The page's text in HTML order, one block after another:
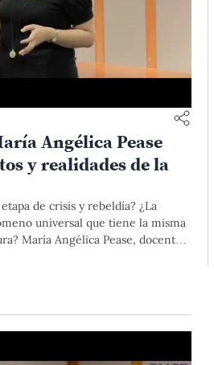
Angélica Pease
y realidades de la
de crisis y rebeldía? ¿La
universal que tiene la misma
María Angélica Pease, docente
de la PUCP, se cuestiona a